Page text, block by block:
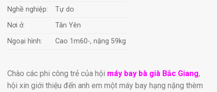
Nghề nghiệp:
Tự do
Nơi ở:
Tân Yên
Ngoại hình:
Cao 1m60-, nặng 59kg
Chào các phi công trẻ của hội máy bay bà già Bắc Giang,
hội xin giới thiệu đến anh em một máy bay hạng nặng thèm